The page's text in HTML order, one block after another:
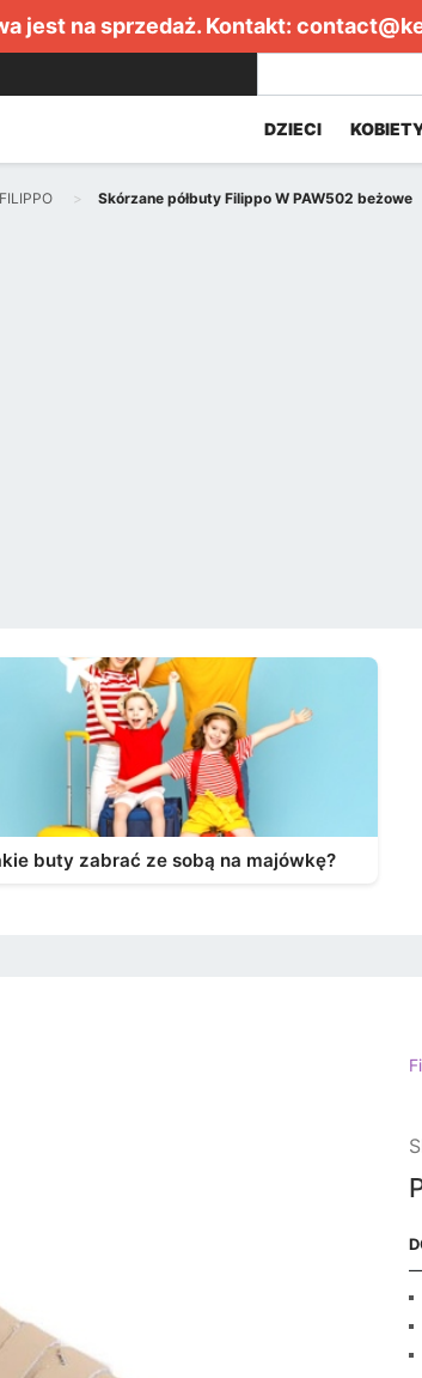
jest na sprzedaż. Kontakt:
DZIECI
Skórzane półbuty Filippo W PAW502 beżowe
buty zabrać ze sobą na majówkę?